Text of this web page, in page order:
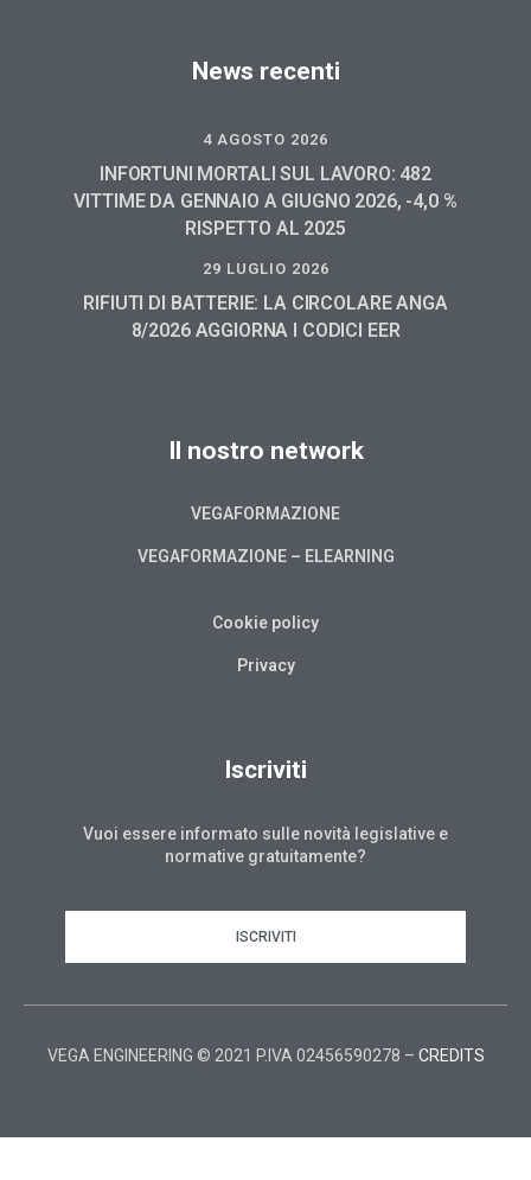
News recenti
4 AGOSTO 2026
INFORTUNI MORTALI SUL LAVORO: 482
VITTIME DA GENNAIO A GIUGNO 2026, -4,0 %
RISPETTO AL 2025
29 LUGLIO 2026
RIFIUTI DI BATTERIE: LA CIRCOLARE ANGA
8/2026 AGGIORNA I CODICI EER
Il nostro network
VEGAFORMAZIONE
VEGAFORMAZIONE – ELEARNING
Cookie policy
Privacy
Iscriviti
Vuoi essere informato sulle novità legislative e
normative gratuitamente?
ISCRIVITI
VEGA ENGINEERING © 2021 P.IVA 02456590278 – CREDITS